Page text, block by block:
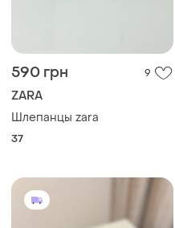
590 грн 9
ZARA
Шлепанцы zara
37